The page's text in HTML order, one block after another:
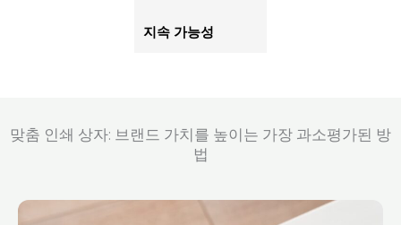
지속 가능성
맞춤 인쇄 상자: 브랜드 가치를 높이는 가장 과소평가된 방
법